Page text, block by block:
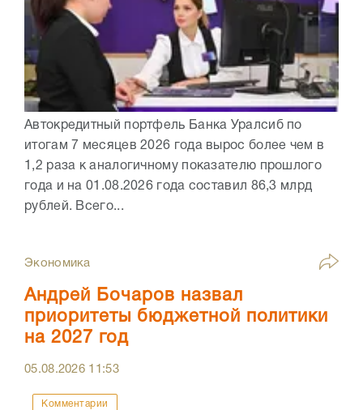
Автокредитный портфель Банка Уралсиб по
итогам 7 месяцев 2026 года вырос более чем в
1,2 раза к аналогичному показателю прошлого
года и на 01.08.2026 года составил 86,3 млрд
рублей. Всего...
Экономика
Андрей Бочаров назвал
приоритеты бюджетной политики
на 2027 год
05.08.2026 11:53
Комментарии